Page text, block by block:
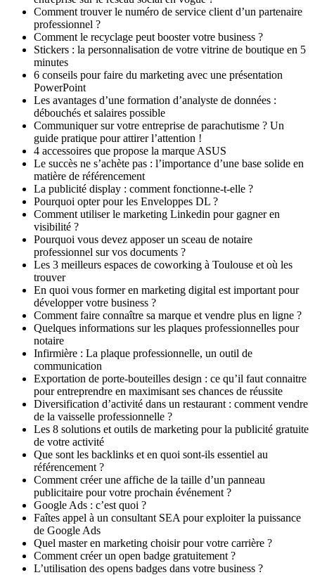
Comment trouver le numéro de service client d’un partenaire
professionnel ?
Comment le recyclage peut booster votre business ?
Stickers : la personnalisation de votre vitrine de boutique en 5
minutes
6 conseils pour faire du marketing avec une présentation
PowerPoint
Les avantages d’une formation d’analyste de données :
débouchés et salaires possible
Communiquer sur votre entreprise de parachutisme ? Un
guide pratique pour attirer l’attention !
4 accessoires que propose la marque ASUS
Le succès ne s’achète pas : l’importance d’une base solide en
matière de référencement
La publicité display : comment fonctionne-t-elle ?
Pourquoi opter pour les Enveloppes DL ?
Comment utiliser le marketing Linkedin pour gagner en
visibilité ?
Pourquoi vous devez apposer un sceau de notaire
professionnel sur vos documents ?
Les 3 meilleurs espaces de coworking à Toulouse et où les
trouver
En quoi vous former en marketing digital est important pour
développer votre business ?
Comment faire connaître sa marque et vendre plus en ligne ?
Quelques informations sur les plaques professionnelles pour
notaire
Infirmière : La plaque professionnelle, un outil de
communication
Exportation de porte-bouteilles design : ce qu’il faut connaitre
pour entreprendre en maximisant ses chances de réussite
Diversification d’activité dans un restaurant : comment vendre
de la vaisselle professionnelle ?
Les 8 solutions et outils de marketing pour la publicité gratuite
de votre activité
Que sont les backlinks et en quoi sont-ils essentiel au
référencement ?
Comment créer une affiche de la taille d’un panneau
publicitaire pour votre prochain événement ?
Google Ads : c’est quoi ?
Faîtes appel à un consultant SEA pour exploiter la puissance
de Google Ads
Quel master en marketing choisir pour votre carrière ?
Comment créer un open badge gratuitement ?
L’utilisation des opens badges dans votre business ?